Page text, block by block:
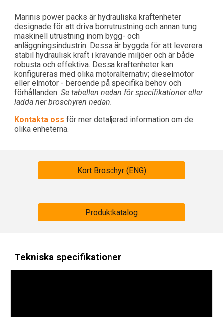
Marinis power packs är hydrauliska kraftenheter
designade för att driva borrutrustning och annan tung
maskinell utrustning inom bygg- och
anläggningsindustrin. Dessa är byggda för att leverera
stabil hydraulisk kraft i krävande miljöer och är både
robusta och effektiva. Dessa kraftenheter kan
konfigureras med olika motoralternativ; dieselmotor
eller elmotor - beroende på specifika behov och
förhållanden.Se tabellen nedan för specifikationer eller
ladda ner broschyren nedan.
Kontakta oss för mer detaljerad information om de
olika enheterna.
Kort Broschyr (ENG)
Produktkatalog
Tekniska specifikationer